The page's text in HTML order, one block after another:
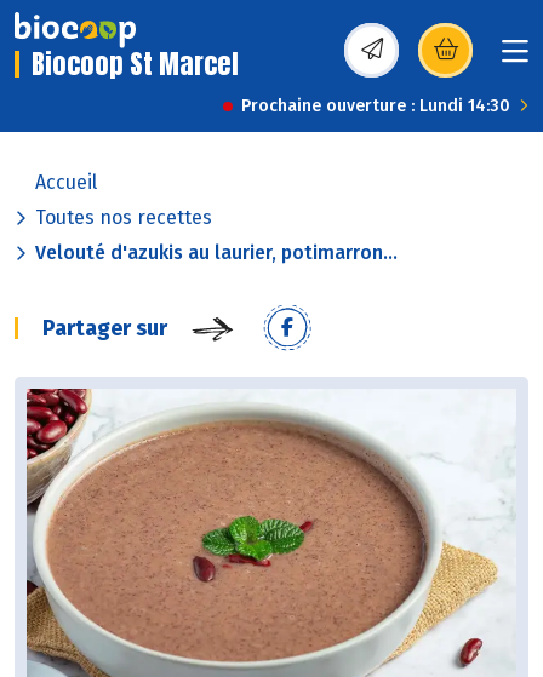
Biocoop St Marcel (s’ouvre dans une
Prochaine ouverture : Lundi 14:30
Accueil
Toutes nos recettes
Velouté d'azukis au laurier, potimarron...
Partager sur